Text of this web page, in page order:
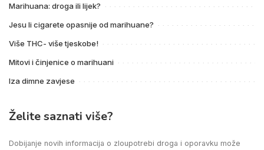
Marihuana: droga ili lijek?
Jesu li cigarete opasnije od marihuane?
Više THC- više tjeskobe!
Mitovi i činjenice o marihuani
Iza dimne zavjese
Želite saznati više?
Dobijanje novih informacija o zloupotrebi droga i oporavku može